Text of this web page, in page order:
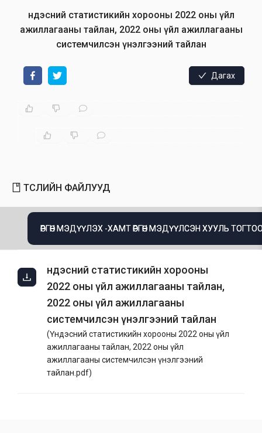
Үндэсний статистикийн хорооны 2022 оны үйл
ажиллагааны тайлан, 2022 оны үйл ажиллагааны
системчилсэн үнэлгээний тайлан
Дагах
ТӨСЛИЙН ФАЙЛУУД
ӨРГӨН МЭДҮҮЛЭХ -ХАМТ ӨРГӨН МЭДҮҮЛСЭН ХУУЛЬ
Үндэсний статистикийн хорооны
2022 оны үйл ажиллагааны тайлан,
2022 оны үйл ажиллагааны
системчилсэн үнэлгээний тайлан
(Үндэсний статистикийн хорооны 2022 оны үйл
ажиллагааны тайлан, 2022 оны үйл
ажиллагааны системчилсэн үнэлгээний
тайлан.pdf)